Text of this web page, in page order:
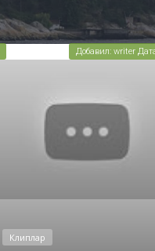
Добавил: writer
Клиплар